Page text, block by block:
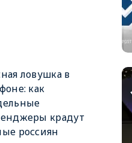
ловушка в
как
крадут
россиян